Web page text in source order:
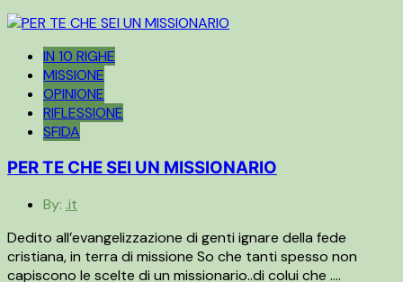
IN 10 RIGHE
MISSIONE
OPINIONE
RIFLESSIONE
SFIDA
PER TE CHE SEI UN MISSIONARIO
By: .it
Dedito all’evangelizzazione di genti ignare della fede
cristiana, in terra di missione So che tanti spesso non
capiscono le scelte di un missionario..di colui che ….